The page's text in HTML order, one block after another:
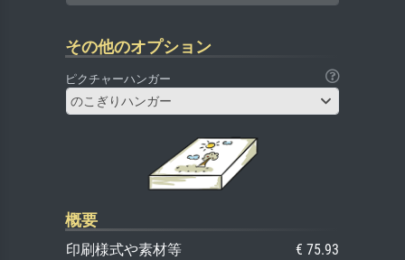
その他のオプション
ピクチャーハンガー
のこぎりハンガー
概要
印刷様式や素材等
€ 75.93